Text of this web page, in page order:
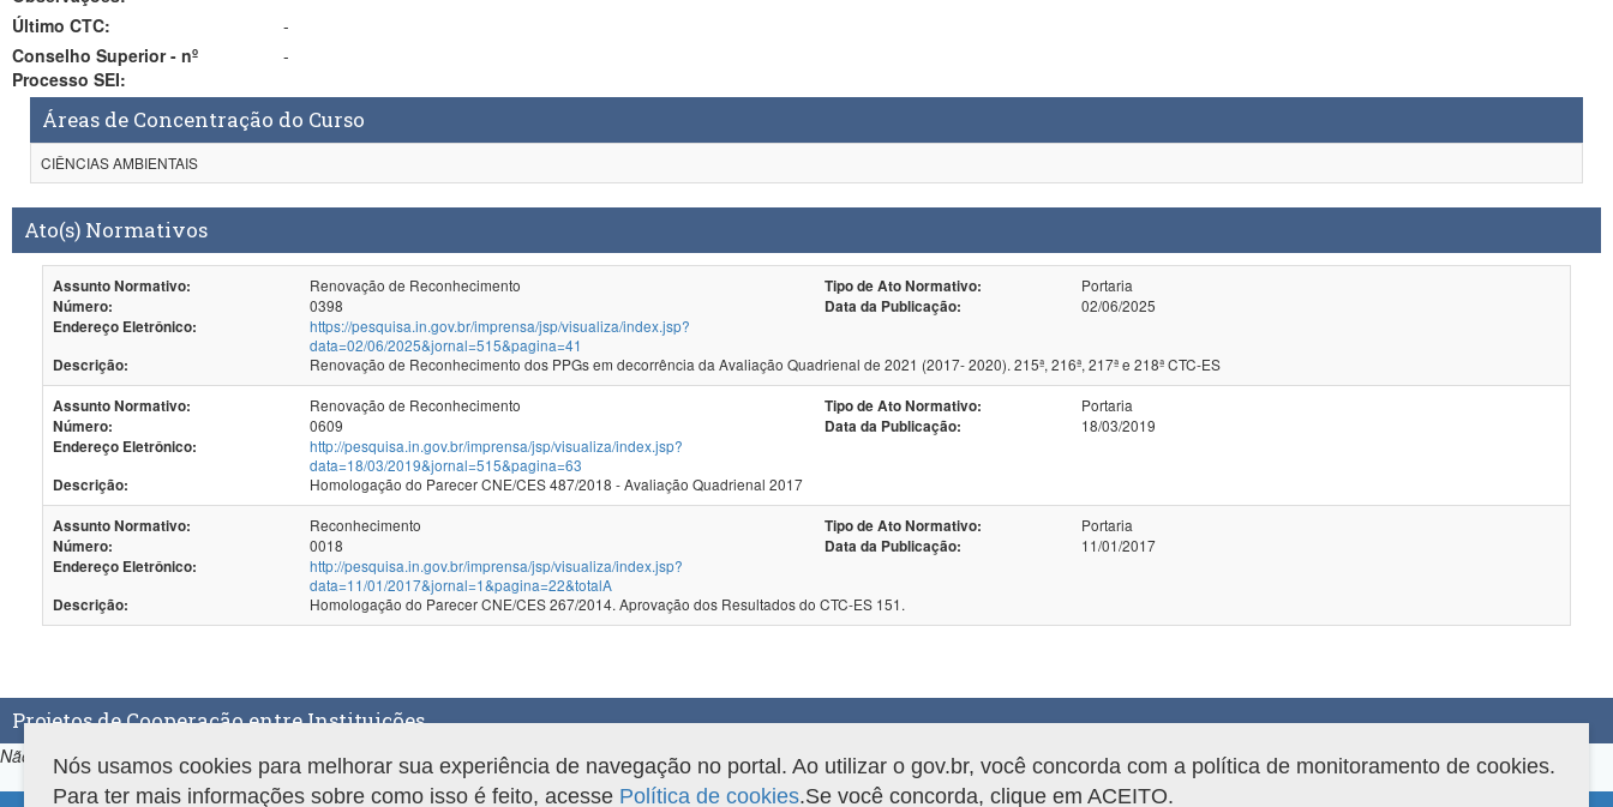
Último CTC:
-
Conselho Superior - nº
Processo SEI:
-
Áreas de Concentração do Curso
CIÊNCIAS AMBIENTAIS
Ato(s) Normativos
Assunto Normativo: Renovação de Reconhecimento Tipo de Ato Normativo:
Portaria
Número:
0398 Data da Publicação:
02/06/2025
Endereço Eletrônico:
https://pesquisa.in.gov.br/imprensa/jsp/visualiza/index.jsp?
data=02/06/2025&jornal=515&pagina=41
Descrição:
Renovação de Reconhecimento dos PPGs em decorrência da Avaliação Quadrienal de 2021 (2017- 2020). 215ª, 216ª, 217ª e 218ª CTC-ES
Assunto Normativo: Renovação de Reconhecimento Tipo de Ato Normativo:
Portaria
Número:
0609 Data da Publicação:
18/03/2019
Endereço Eletrônico:
http://pesquisa.in.gov.br/imprensa/jsp/visualiza/index.jsp?
data=18/03/2019&jornal=515&pagina=63
Descrição:
Homologação do Parecer CNE/CES 487/2018 - Avaliação Quadrienal 2017
Assunto Normativo: Reconhecimento Tipo de Ato Normativo:
Portaria
Número:
0018 Data da Publicação:
11/01/2017
Endereço Eletrônico:
http://pesquisa.in.gov.br/imprensa/jsp/visualiza/index.jsp?
data=11/01/2017&jornal=1&pagina=22&totalA
Descrição:
Homologação do Parecer CNE/CES 267/2014. Aprovação dos Resultados do CTC-ES 151.
Projetos de Cooperação entre Instituições
Não há projetos de Cooperação entre Instituições associados ao programa.
Nós usamos cookies para melhorar sua experiência de navegação no portal. Ao utilizar o gov.br, você concorda com a política de monitoramento de cookies.
Para ter mais informações sobre como isso é feito, acesse Política de cookies.Se você concorda, clique em ACEITO.